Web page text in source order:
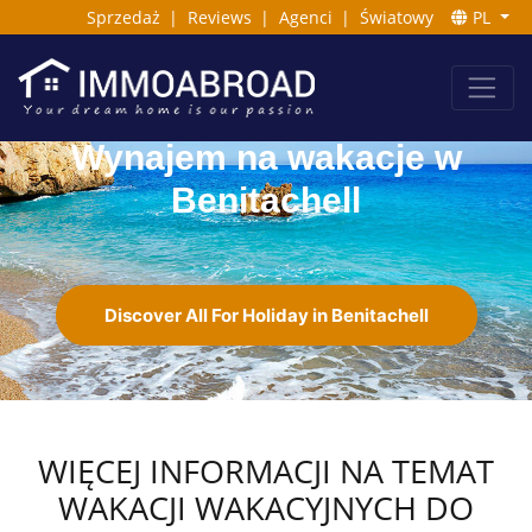
Sprzedaż | Reviews | Agenci | Światowy PL
Wynajem na wakacje w
Benitachell
Discover All For Holiday in Benitachell
WIĘCEJ INFORMACJI NA TEMAT
WAKACJI WAKACYJNYCH DO